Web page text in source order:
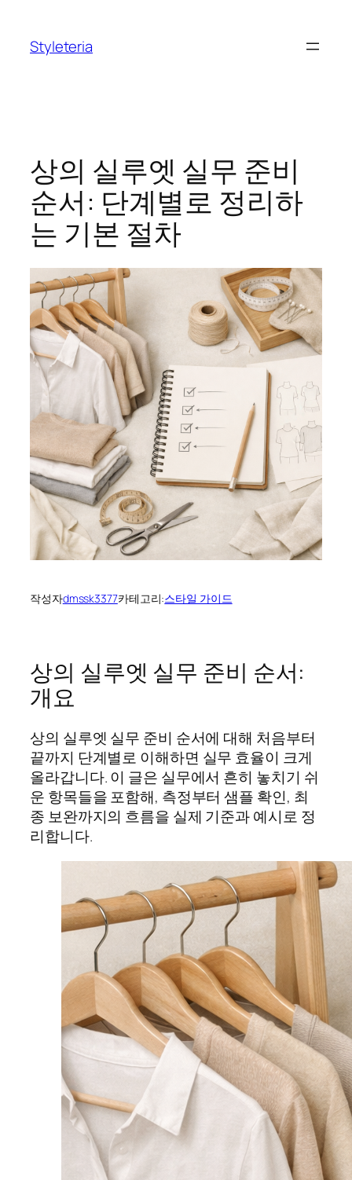
Styleteria
상의 실루엣 실무 준비
순서: 단계별로 정리하
는 기본 절차
작성자dmssk3377카테고리:스타일 가이드
상의 실루엣 실무 준비 순서:
개요
상의 실루엣 실무 준비 순서에 대해 처음부터
끝까지 단계별로 이해하면 실무 효율이 크게
올라갑니다. 이 글은 실무에서 흔히 놓치기 쉬
운 항목들을 포함해, 측정부터 샘플 확인, 최
종 보완까지의 흐름을 실제 기준과 예시로 정
리합니다.